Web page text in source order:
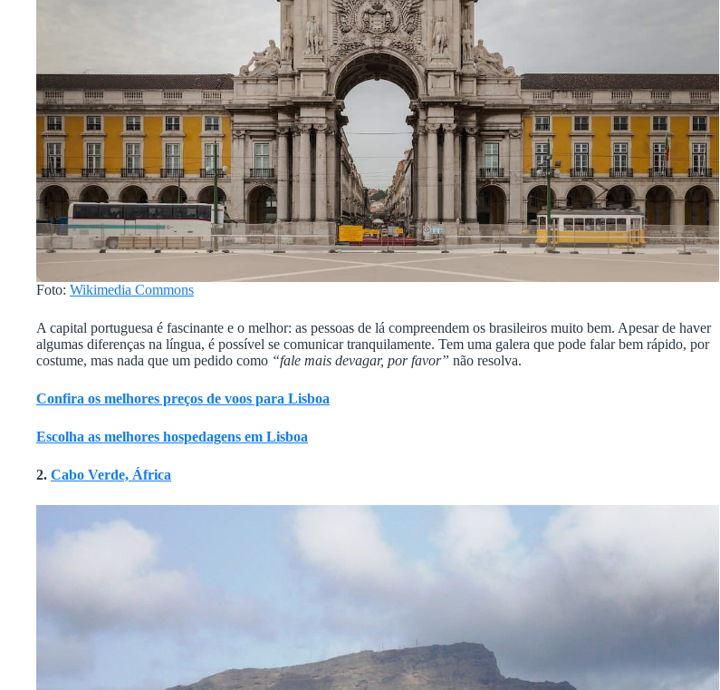
Foto: Wikimedia Commons
A capital portuguesa é fascinante e o melhor: as pessoas de lá compreendem os brasileiros muito bem. Apesar de haver
algumas diferenças na língua, é possível se comunicar tranquilamente. Tem uma galera que pode falar bem rápido, por
costume, mas nada que um pedido como “fale mais devagar, por favor” não resolva.
Confira os melhores preços de voos para Lisboa
Escolha as melhores hospedagens em Lisboa
2. Cabo Verde, África